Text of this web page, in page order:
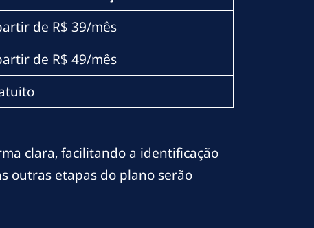
de R$ 39/mês
de R$ 49/mês
clara, facilitando a identificação
outras etapas do plano serão